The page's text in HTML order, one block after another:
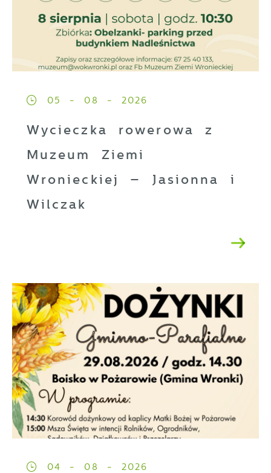
05 - 08 - 2026
Wycieczka rowerowa z
Muzeum Ziemi
Wronieckiej – Jasionna i
Wilczak
04 - 08 - 2026